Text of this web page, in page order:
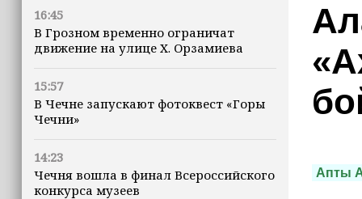
16:45
В Грозном временно ограничат
движение на улице Х. Орзамиева
15:57
В Чечне запускают фотоквест «Горы
Чечни»
14:23
Чечня вошла в финал Всероссийского
конкурса музеев
Апты